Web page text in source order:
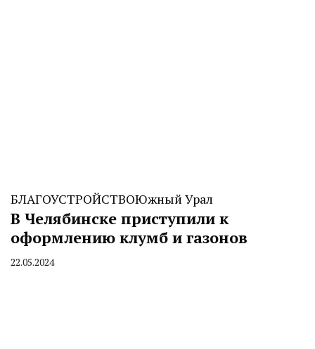
БЛАГОУСТРОЙСТВОЮжный Урал
В Челябинске приступили к
оформлению клумб и газонов
By
22.05.2024